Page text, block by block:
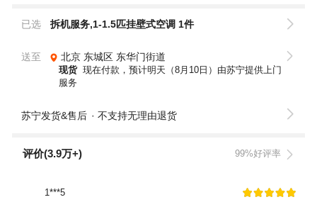
已选 拆机服务,1-1.5匹挂壁式空调 1件
送至 北京 东城区 东华门街道
现货 现在付款，预计明天（8月10日）由苏宁提供上门
服务
苏宁发货&售后 不支持无理由退货
评价(3.9万+) 99%好评率
1***5